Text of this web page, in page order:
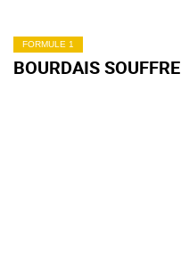
FORMULE 1
BOURDAIS